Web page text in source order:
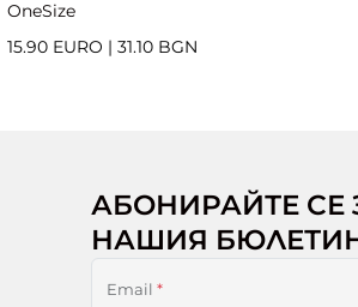
OneSize
15.90 EURO | 31.10 BGN
АБОНИРАЙТЕ СЕ
НАШИЯ
Email *